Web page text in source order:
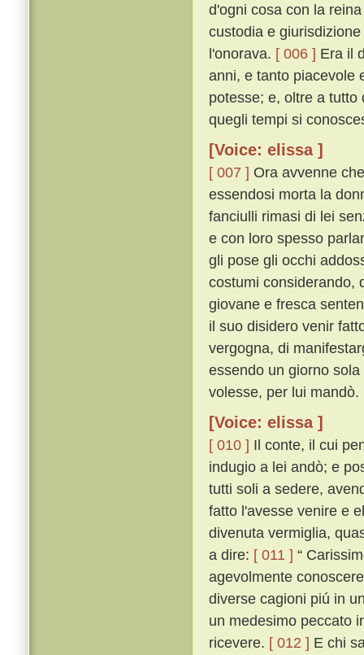
d'ogni cosa con la
custodia e
l'onorava. [ 006 ] Era il
anni, e tanto piacevole
potesse; e, oltre a
quegli tempi si
[Voice: elissa ]
[ 007 ] Ora avvenne
essendosi morta la
fanciulli rimasi di lei
e con loro spesso
gli pose gli occhi
costumi considerando,
giovane e fresca
il suo disidero venir
vergogna, di
essendo un giorno
volesse, per lui mandò.
[Voice: elissa ]
[ 010 ] Il conte, il cui
indugio a lei andò; e
tutti soli a sedere,
fatto l'avesse venire e
divenuta vermiglia,
a dire: [ 011 ] “
agevolmente
diverse cagioni piú in
un medesimo peccato
ricevere. [ 012 ] E chi